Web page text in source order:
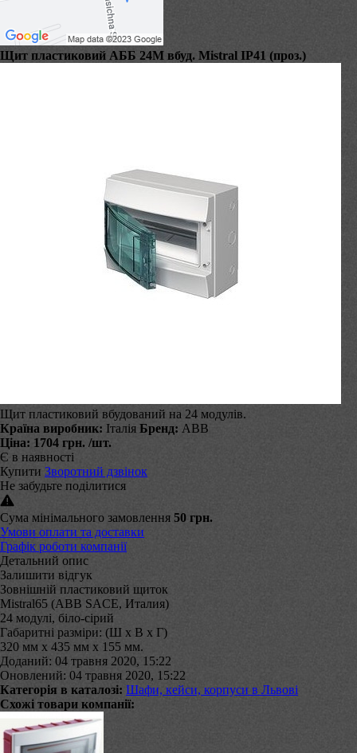
Щит пластиковий АББ 24М вбуд. Mistral IP41 (проз.)
Щит пластиковий вбудований на 24 модулів.
Країна виробник: Італія Бренд: ABB
Ціна: 1704 грн. /шт.
Є в наявності
Купити Зворотний дзвінок
Не забудьте поділитися
Сума мінімального замовлення 50 грн.
Умови оплати та доставки
Графік роботи компанії
Детальний опис
Залишити відгук
Зовнішній пластиковий щиток
Mistral65 (ABB SACE, Италия)
24 модулі, біло-сірий
Габаритні разміри: (Ш х В х Г)
320 мм х 435 мм х 155 мм.
Доданий: 04 травня 2020, 15:22
Оновлений: 04 травня 2020, 15:22
Категорія в каталозі: Шафи, кейси, корпуси в Львові
Схожі товари компанії: